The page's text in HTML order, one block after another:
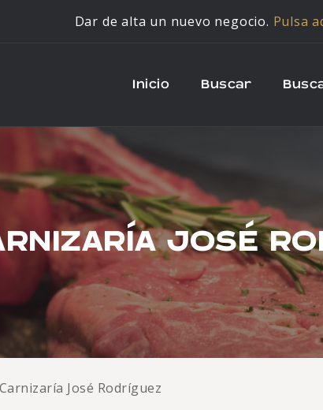
Dar de alta un nuevo negocio. Pulsa
Inicio Buscar
JOSÉ
Carnizaría José Rodríguez